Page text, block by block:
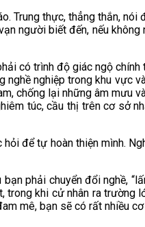
thực, thẳng thắn, nói
người biết đến, nếu
trình độ giác ngộ
nghiệp trong khu vực
chống lại những âm mưu
túc, cầu thị trên cơ sở
để tự hoàn thiện mình.
phải chuyển đổi nghề,
khi cử nhân ra trường
mê, bạn sẽ có rất nhiều